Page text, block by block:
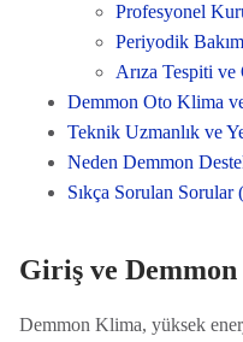
Profesyonel
Periyodik
Arıza Tespiti ve
Demmon Oto Klima
Teknik Uzmanlık ve
Neden Demmon
Sıkça Sorulan Sorular
Giriş ve Demmon
Demmon Klima, yüksek